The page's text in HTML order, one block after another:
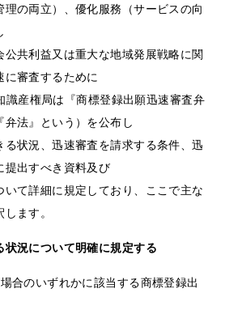
の両立）、優化服務（サービスの向
共利益又は重大な地域発展戦略に関
に審査するために
識産権局は『商標登録出願迅速審査弁
法』という）を公布し
る状況、迅速審査を請求する条件、迅
提出すべき資料及び
て詳細に規定しており、ここで主な
ます。
況について明確に規定する
合のいずれかに該当する商標登録出